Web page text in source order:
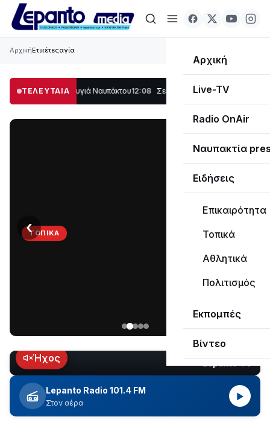
Αρχική
Live-TV
Radio OnAir
Ναυπακτία
Ειδήσεις
Επικαιρότητα
Τοπικά
Αθλητικά
Πολιτισμός
Εκπομπές
Βίντεο
ΑρχικήΕτικέτεςαγία
ΤΕΛΕΥΤΑΙΑ
στο Λυγιά Ναυπάκτου12:08 Σε τροχιά υλοποίησης η Παράκαμψη του
ΤΟΠΙΚΆ
Ναυπάκτου
εδώ
και
περίπου
δύο
ώρες
‹
LIVEΉχος
Lepanto Radio 101.4 FM
Στον αέρα
▶